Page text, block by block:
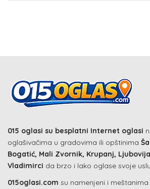
015 oglasi su besplatni Internet oglasi
oglašivačima u gradovima ili opštinima
Bogatić, Mali Zvornik, Krupanj,
Vladimirci da brzo i lako oglase svoje
015oglasi.com su namenjeni i